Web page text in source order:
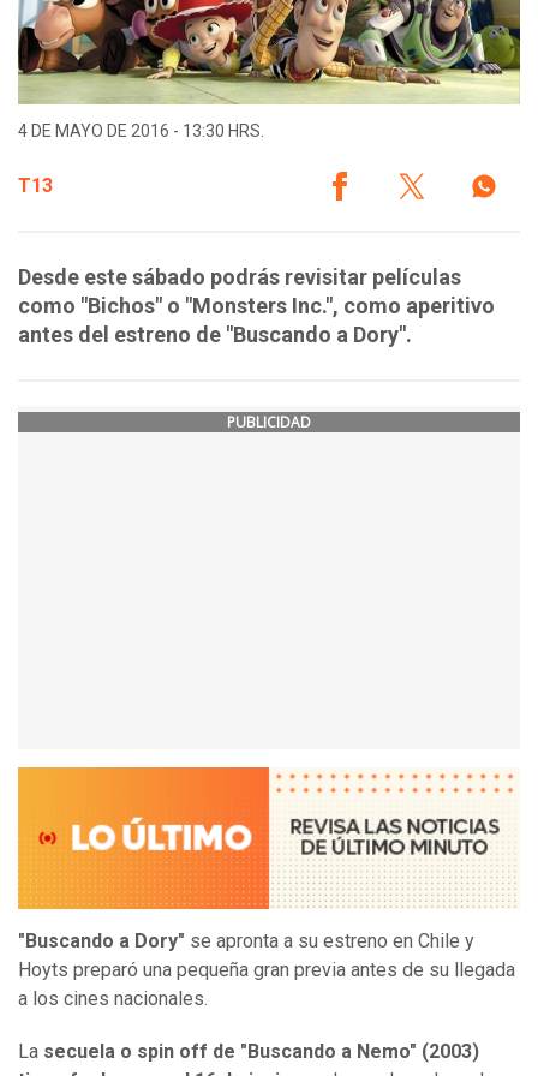
4 DE MAYO DE 2016 - 13:30 HRS.
T13
Desde este sábado podrás revisitar películas
como "Bichos" o "Monsters Inc.", como aperitivo
antes del estreno de "Buscando a Dory".
PUBLICIDAD
"Buscando a Dory" se apronta a su estreno en Chile y
Hoyts preparó una pequeña gran previa antes de su llegada
a los cines nacionales.
La secuela o spin off de "Buscando a Nemo" (2003)